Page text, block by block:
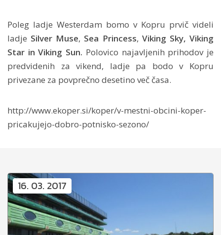
Poleg ladje Westerdam bomo v Kopru prvič videli
ladje Silver Muse, Sea Princess, Viking Sky, Viking
Star in Viking Sun. Polovico najavljenih prihodov je
predvidenih za vikend, ladje pa bodo v Kopru
privezane za povprečno desetino več časa.
http://www.ekoper.si/koper/v-mestni-obcini-koper-
pricakujejo-dobro-potnisko-sezono/
16. 03. 2017